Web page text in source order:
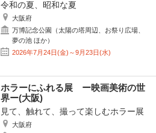
令和の夏、昭和な夏
大阪府
万博記念公園（太陽の塔周辺、お祭り広場、
夢の池 ほか）
2026年7月24日(金)～9月23日(水)
ホラーにふれる展 ー映画美術の世
界ー(大阪)
見て、触れて、撮って楽しむホラー展
大阪府